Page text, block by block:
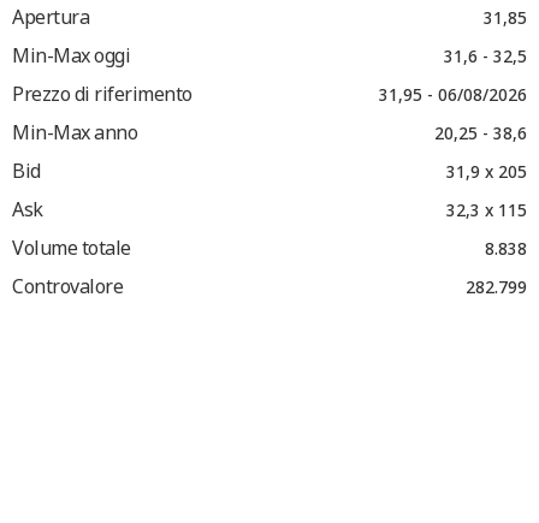
Apertura
31,85
Min-Max oggi 31,6 - 32,5
Prezzo di riferimento 31,95 - 06/08/2026
Min-Max anno 20,25 - 38,6
Bid 31,9 x 205
Ask 32,3 x 115
Volume totale 8.838
Controvalore 282.799